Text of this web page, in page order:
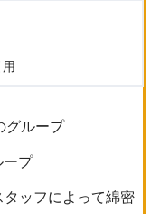
グループ
ープ
ッフによって綿密